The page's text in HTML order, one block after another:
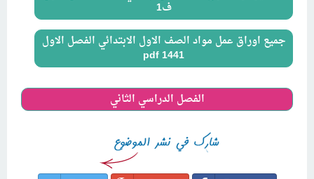
ف1
جميع اوراق عمل مواد الصف الاول الابتدائي الفصل الاول
1441 pdf
الفصل الدراسي الثاني